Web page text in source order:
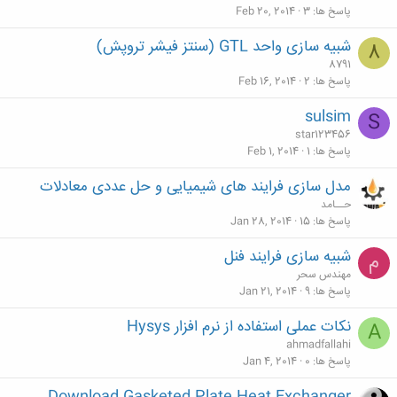
پاسخ ها 3
Feb 20, 2014
8 شبیه سازی واحد GTL (سنتز فیشر تروپش)
8791
پاسخ ها 2
Feb 16, 2014
S
sulsim
star123456
پاسخ ها 1
Feb 1, 2014
مدل سازی فرایند های شیمیایی و حل عددی معادلات
حــامد
پاسخ ها 15
Jan 28, 2014
م شبیه سازی فرایند فنل
مهندس سحر
پاسخ ها 9
Jan 21, 2014
A نکات عملی استفاده از نرم افزار Hysys
ahmadfallahi
پاسخ ها 0
Jan 4, 2014